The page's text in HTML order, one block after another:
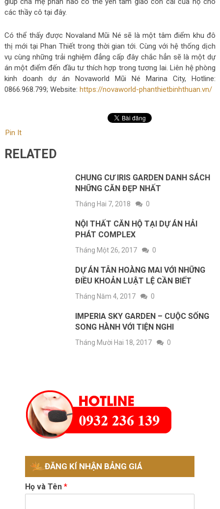
các thầy cô tại đây.
Có thể thấy được Novaland Mũi Né sẽ là một tâm điểm khu đô
thị mới tại Phan Thiết trong thời gian tới. Cùng với hệ thống dịch
vụ cùng những trải nghiệm đẳng cấp đây chắc hẳn sẽ là một dự
án một điểm đến đầu tư thích hợp trong tương lai. Liên hệ phòng
kinh doanh dự án Novaworld Mũi Né Marina City, Hotline:
0866.968.799; Website: https://novaworld-phanthietbinhthuan.vn/
Pin It
RELATED
CHUNG CƯ IRIS GARDEN DANH SÁCH
NHỮNG CĂN ĐẸP NHẤT
Tháng Hai 7, 2018 0
NỘI THẤT CĂN HỘ TẠI DỰ ÁN HẢI
PHÁT COMPLEX
Tháng Một 26, 2017 0
DỰ ÁN TÂN HOÀNG MAI VỚI NHỮNG
ĐIỀU KHOẢN LUẬT LỆ CẦN BIẾT
Tháng Năm 4, 2017 0
IMPERIA SKY GARDEN – CUỘC SỐNG
SONG HÀNH VỚI TIỆN NGHI
Tháng Mười Hai 18, 2017 0
ĐĂNG KÍ NHẬN BẢNG GIÁ
Họ và Tên*